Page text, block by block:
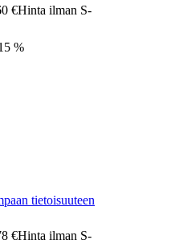
€Hinta ilman S-
%
tietoisuuteen
€Hinta ilman S-